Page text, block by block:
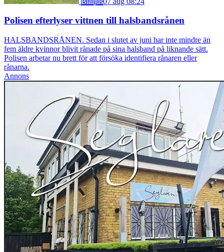
Polisen efterlyser vittnen till halsbandsrånen
HALSBANDSRÅNEN. Sedan i slutet av juni har inte mindre än
fem äldre kvinnor blivit rånade på sina halsband på liknande sätt.
Polisen arbetar nu brett för att försöka identifiera rånaren eller
rånarna.
Annons